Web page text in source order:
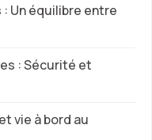
Un équilibre entre
: Sécurité et
vie à bord au